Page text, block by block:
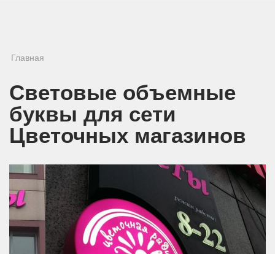
Вы здесь
Главная
Световые объемные
буквы для сети
Цветочных магазинов